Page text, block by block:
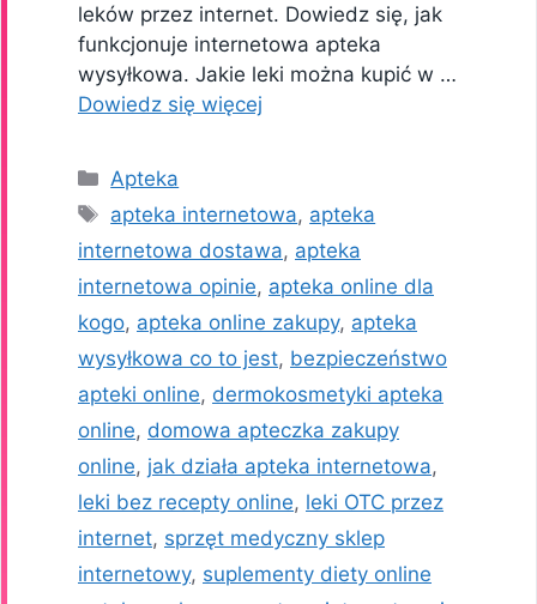
leków przez internet. Dowiedz się, jak
funkcjonuje internetowa apteka
wysyłkowa. Jakie leki można kupić w …
Dowiedz się więcej
Kategorie
Apteka
Tagi
apteka internetowa, apteka
internetowa dostawa, apteka
internetowa opinie, apteka online dla
kogo, apteka online zakupy, apteka
wysyłkowa co to jest, bezpieczeństwo
apteki online, dermokosmetyki apteka
online, domowa apteczka zakupy
online, jak działa apteka internetowa,
leki bez recepty online, leki OTC przez
internet, sprzęt medyczny sklep
internetowy, suplementy diety online